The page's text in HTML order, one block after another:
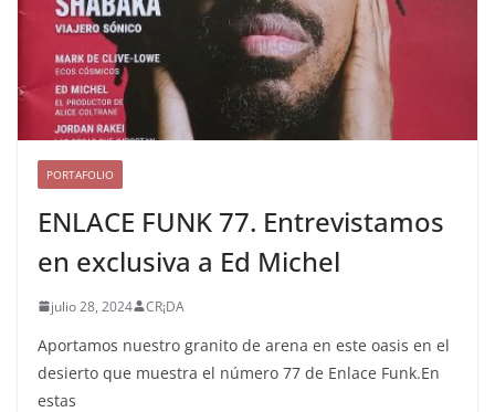
PORTAFOLIO
ENLACE FUNK 77. Entrevistamos
en exclusiva a Ed Michel
julio 28, 2024 CR¡DA
Aportamos nuestro granito de arena en este oasis en el
desierto que muestra el número 77 de Enlace Funk.En
estas